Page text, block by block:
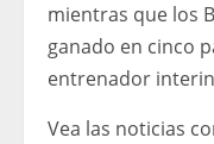
mientras que los
ganado en cinco
entrenador
Vea las noticias